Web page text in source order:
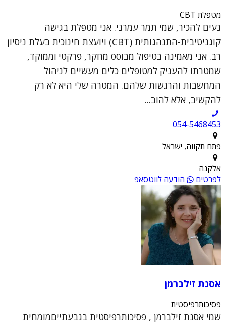
מטפלת CBT
נעים להכיר, שמי תמר עמרני. אני מטפלת בגישה
קוגניטיבית-התנהגותית (CBT) ויועצת חינוכית בעלת ניסיון
רב. אני מאמינה בטיפול מבוסס מחקר, פרקטי וממוקד,
שמטרתו להעניק למטופלים כלים מעשיים לניהול
המחשבות והרגשות שלהם. המטרה שלי היא לא רק
להקשיב, אלא להוב...
054-5468453
פתח תקווה, ישראל
אלקנה
לפרטים
הודעה לווטסאפ
אסנת זילברמן
פסיכותרפיסטית
שמי אסנת זילברמן , פסיכותרפיסטית בגבעתייםמומחית